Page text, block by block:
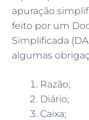
apuração
feito por um
Simplificada
algumas
Razão;
Diário;
Caixa;